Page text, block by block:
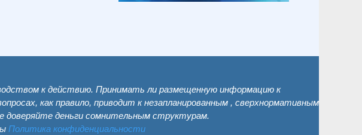
к действию. Принимать ли размещенную информацию к
как правило, приводит к незапланированным , сверхнормативным
доверяйте деньги сомнительным структурам.
Политика конфиденциальности